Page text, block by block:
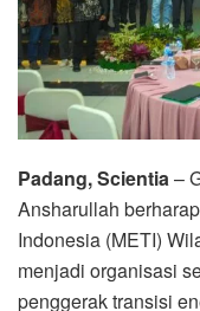
Padang, Scientia–
Ansharullah
Indonesia (METI)
menjadi organisasi
penggerak transisi